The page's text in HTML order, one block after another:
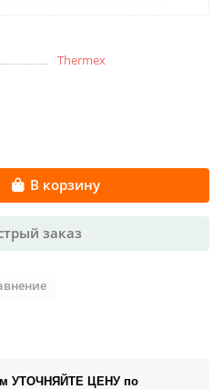
Thermex
В корзину
заказ
УТОЧНЯЙТЕ ЦЕНУ по